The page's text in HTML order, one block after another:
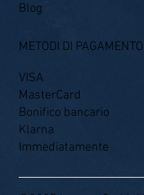
Blog
METODI DI PAGAMENTO
VISA
MasterCard
Bonifico bancario
Klarna
Immediatamente